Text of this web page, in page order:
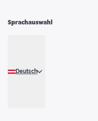
Sprachauswahl
Deutsch